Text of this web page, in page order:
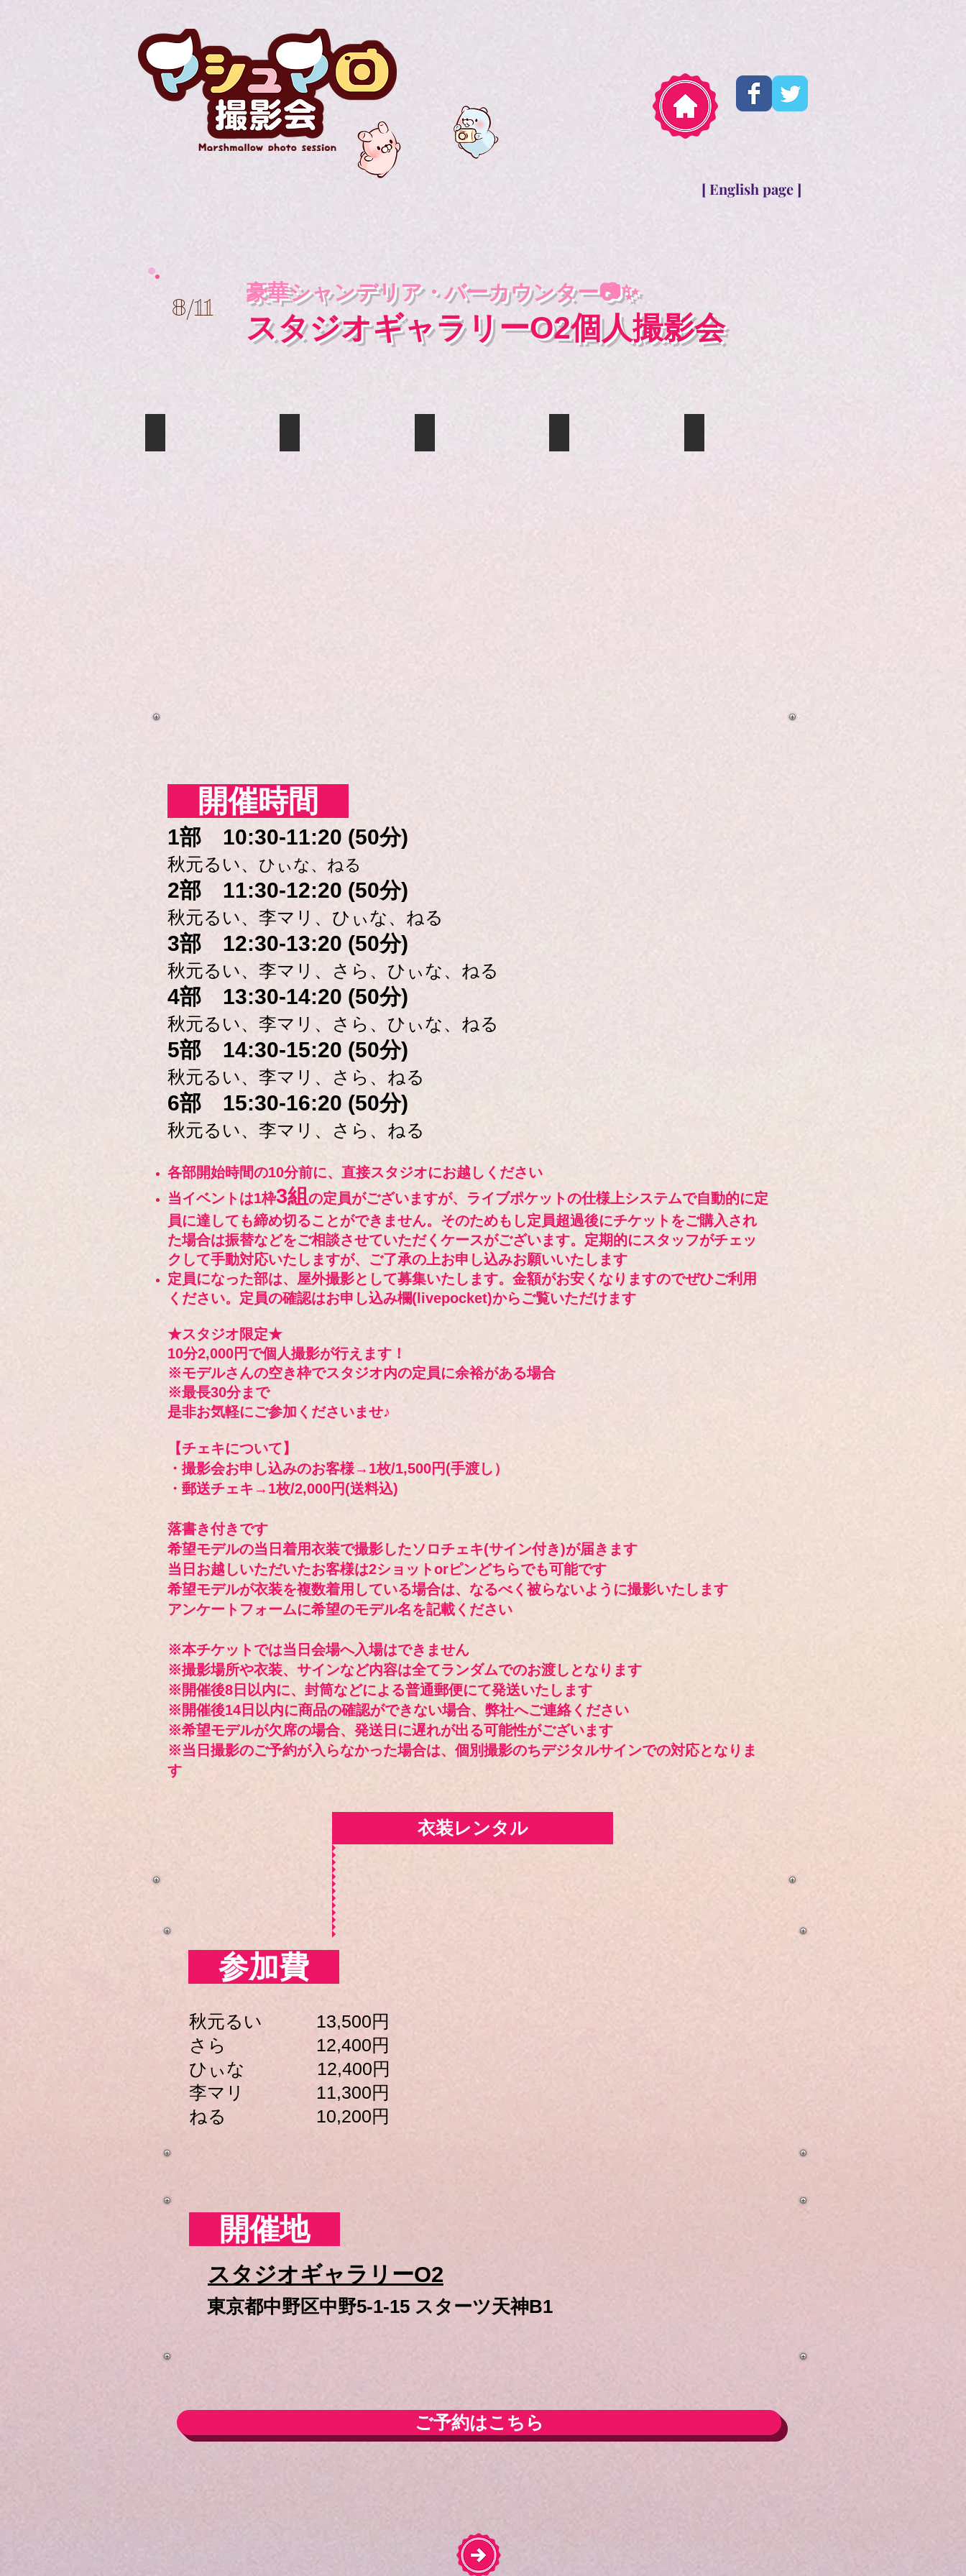
[ English page ]
8/11
豪華シャンデリア・バーカウンター📷✨
スタジオギャラリーO2個人撮影会
​ 開催時間
1部 10:30-11:20 (50分)
​秋元るい、 ひぃな、ねる
2部 11:30-12:20 (50分)
秋元るい、 李マリ、 ひぃな、ねる
3部 12:30-13:20 (50分)
秋元るい、 李マリ、さら、 ひぃな、ねる
4部 13:30-14:20 (50分)
秋元るい、 李マリ、さら、 ひぃな、ねる
5部 14:30-15:20 (50分)
秋元るい、 李マリ、さら、ねる
6部 15:30-16:20 (50分)
秋元るい、李マリ、さら、ねる
各部開始時間の10分前に、直接スタジオにお越しください
当イベントは1枠3組 の定 員がございますが、ライブポケットの仕様上システムで自動的に定
員に達しても締め切ることができません。そのためもし定員超過後にチケットをご購入され
た場合は振替などをご相談させていただくケースがございます。定期的にスタッフがチェッ
クして手動対応いたしますが、ご了承の上お申し込みお願いいたします
定員になった部は、屋外撮影として募集いたします。金額がお安くなりますのでぜひご利用
ください。定員の確認はお申し込み欄(livepocket)からご覧いただけます
★スタジオ限定★
10分2,000円で個人撮影が行えます！
※モデルさんの空き枠でスタジオ内の定員に余裕がある場合
※最長30分まで
​是非お気軽にご参加くださいませ♪
【チェキについて】
・撮影会お申し込みのお客様→1枚/1,500円(手渡し）
・郵送チェキ→1枚/2,000円(送料込)
落書き付きです
希望モデルの当日着用衣装で撮影したソロチェキ(サイン付き)が届きます
当日お越しいただいたお客様は2ショットorピンどちらでも可能です
希望モデルが衣装を複数着用している場合は、なるべく被らないように撮影いたします
アンケートフォームに希望のモデル名を記載ください
※本チケットでは当日会場へ入場はできません
※撮影場所や衣装、サインなど内容は全てランダムでのお渡しとなります
※開催後8日以内に、封筒などによる普通郵便にて発送いたします
※開催後14日以内に商品の確認ができない場合、弊社へご連絡ください
※希望モデルが欠席の場合、発送日に遅れが出る可能性がございます
※当日撮影のご予約が入らなかった場合は、個別撮影のちデジタルサインでの対応となりま
す
衣装レンタル
​ 参加費
秋元るい 13,500円
さら 12,400円
ひぃな
12,400円
李マリ 11,300円
ねる 10,200円
​ 開催地
スタジオギャラリーO2
東京都中野区中野5-1-15 スターツ天神B1
ご予約はこちら